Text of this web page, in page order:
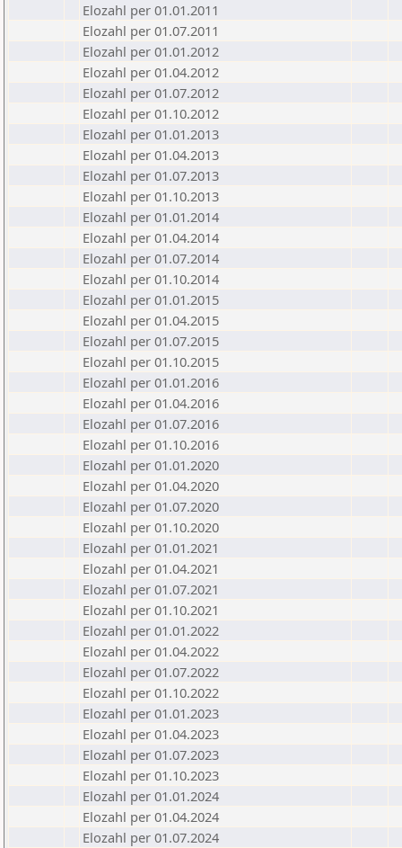
Elozahl per 01.01.2011
Elozahl per 01.07.2011
Elozahl per 01.01.2012
Elozahl per 01.04.2012
Elozahl per 01.07.2012
Elozahl per 01.10.2012
Elozahl per 01.01.2013
Elozahl per 01.04.2013
Elozahl per 01.07.2013
Elozahl per 01.10.2013
Elozahl per 01.01.2014
Elozahl per 01.04.2014
Elozahl per 01.07.2014
Elozahl per 01.10.2014
Elozahl per 01.01.2015
Elozahl per 01.04.2015
Elozahl per 01.07.2015
Elozahl per 01.10.2015
Elozahl per 01.01.2016
Elozahl per 01.04.2016
Elozahl per 01.07.2016
Elozahl per 01.10.2016
Elozahl per 01.01.2020
Elozahl per 01.04.2020
Elozahl per 01.07.2020
Elozahl per 01.10.2020
Elozahl per 01.01.2021
Elozahl per 01.04.2021
Elozahl per 01.07.2021
Elozahl per 01.10.2021
Elozahl per 01.01.2022
Elozahl per 01.04.2022
Elozahl per 01.07.2022
Elozahl per 01.10.2022
Elozahl per 01.01.2023
Elozahl per 01.04.2023
Elozahl per 01.07.2023
Elozahl per 01.10.2023
Elozahl per 01.01.2024
Elozahl per 01.04.2024
Elozahl per 01.07.2024